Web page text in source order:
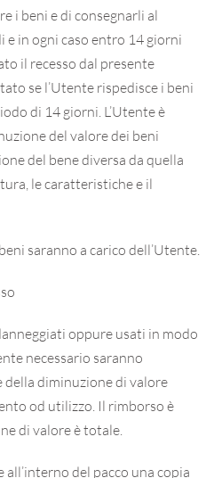
i beni e di consegnarli al
in ogni caso entro 14 giorni
il recesso dal presente
se l’Utente rispedisce i beni
di 14 giorni. L’Utente è
del valore dei beni
del bene diversa da quella
le caratteristiche e il
saranno a carico dell’Utente.
oppure usati in modo
necessario saranno
diminuzione di valore
od utilizzo. Il rimborso è
di valore è totale.
all’interno del pacco una copia